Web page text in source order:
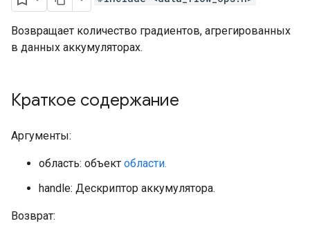
Возвращает количество градиентов, агрегированных
в данных аккумуляторах.
Краткое содержание
Аргументы:
область: объект области.
handle: Дескриптор аккумулятора.
Возврат: